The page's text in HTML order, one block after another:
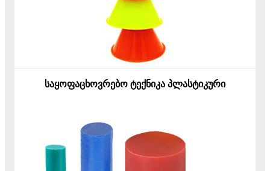
საყოფაცხოვრებო ტექნიკა პლასტიკური